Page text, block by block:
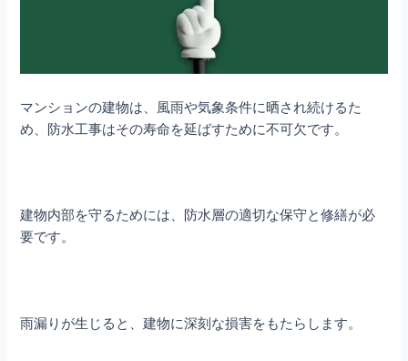
マンションの建物は、風雨や気象条件に晒され続けるた
め、防水工事はその寿命を延ばすために不可欠です。
建物内部を守るためには、防水層の適切な保守と修繕が必
要です。
雨漏りが生じると、建物に深刻な損害をもたらします。